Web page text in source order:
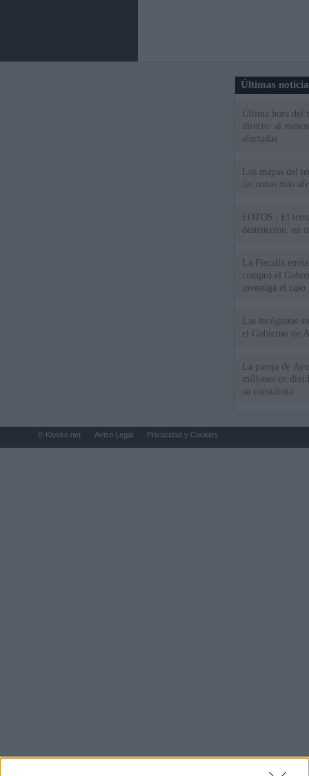
Últimas
Última hora del
directo: al
afectadas
Los mapas del
las zonas más
FOTOS | El
destrucción, en
La Fiscalía
compró el
investiga el caso
Las incógnitas
el Gobierno de
La pareja de
millones en
su consultora
© Kiosko.net Aviso Legal Privacidad y Cookies